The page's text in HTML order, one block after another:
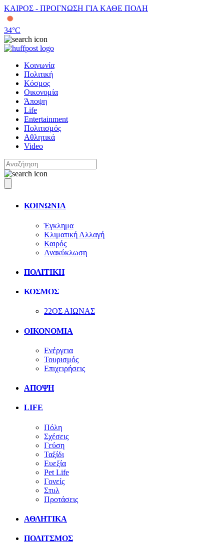
ΚΑΙΡΟΣ - ΠΡΟΓΝΩΣΗ ΓΙΑ ΚΑΘΕ ΠΟΛΗ
34°C
Κοινωνία
Πολιτική
Κόσμος
Οικονομία
Άποψη
Life
Entertainment
Πολιτισμός
Αθλητικά
Video
ΚΟΙΝΩΝΙΑ
Έγκλημα
Κλιματική Αλλαγή
Καιρός
Ανακύκλωση
ΠΟΛΙΤΙΚΗ
ΚΟΣΜΟΣ
22ΟΣ ΑΙΩΝΑΣ
ΟΙΚΟΝΟΜΙΑ
Ενέργεια
Τουρισμός
Επιχειρήσεις
ΑΠΟΨΗ
LIFE
Πόλη
Σχέσεις
Γεύση
Ταξίδι
Ευεξία
Pet Life
Γονείς
Στυλ
Προτάσεις
ΑΘΛΗΤΙΚΑ
ΠΟΛΙΤΣΜΟΣ